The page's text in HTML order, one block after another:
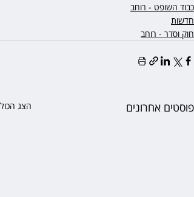
כבוד השופט - רוחב
חדשות
חוק וסדר - רוחב
פוסטים אחרונים הצג הכול